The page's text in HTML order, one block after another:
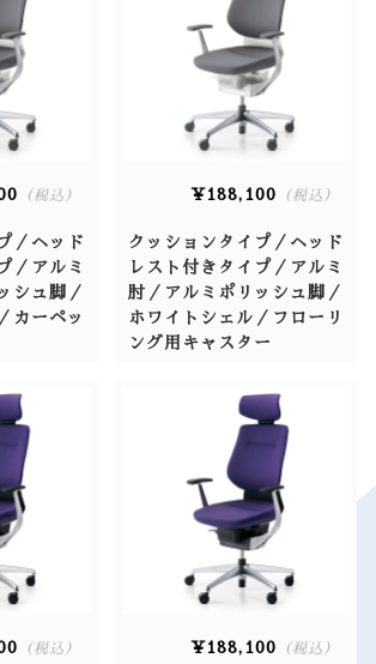
（税込）
／ヘッド
／アルミ
シュ脚／
カーペッ
¥188,100 （税込）
クッションタイプ／ヘッド
レスト付きタイプ／アルミ
肘／アルミポリッシュ脚／
ホワイトシェル／フローリ
ング用キャスター
（税込） ¥188,100 （税込）